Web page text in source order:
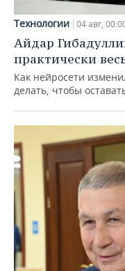
Технологии 04 авг,
Айдар
практически
Как нейросети
делать, чтобы